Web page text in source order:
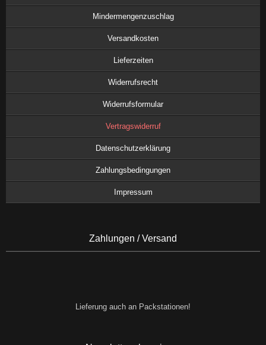
Mindermengenzuschlag
Versandkosten
Lieferzeiten
Widerrufsrecht
Widerrufsformular
Vertragswiderruf
Datenschutzerklärung
Zahlungsbedingungen
Impressum
Zahlungen / Versand
Lieferung auch an Packstationen!